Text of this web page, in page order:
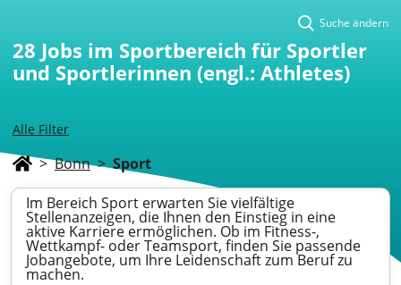
Alle Filter
Suche ändern
28 Jobs im Sportbereich für Sportler
und Sportlerinnen (engl.: Athletes)
> Bonn > Sport
Im Bereich Sport erwarten Sie vielfältige
Stellenanzeigen, die Ihnen den Einstieg in eine
aktive Karriere ermöglichen. Ob im Fitness-,
Wettkampf- oder Teamsport, finden Sie passende
Jobangebote, um Ihre Leidenschaft zum Beruf zu
machen.